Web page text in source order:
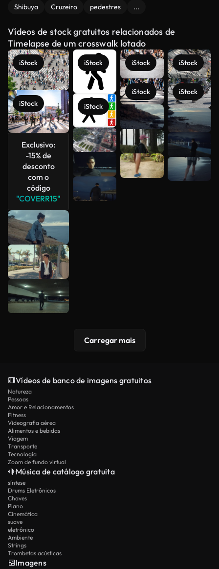
Shibuya Cruzeiro pedestres ...
Vídeos de stock gratuitos relacionados de
Timelapse de um crosswalk lotado
iStock
iStock
Exclusivo:
-15% de
desconto
com o
código
"COVERR15"
iStock
iStock
iStock
iStock
iStock
iStock
Veja mais
Carregar mais
Vídeos de banco de imagens gratuitos
Natureza
Pessoas
Amor e Relacionamentos
Fitness
Videografia aérea
Alimentos e bebidas
Viagem
Transporte
Tecnologia
Zoom de fundo virtual
Música de catálogo gratuita
síntese
Drums Eletrônicos
Chaves
Piano
Cinemática
suave
eletrônico
Ambiente
Strings
Trombetas acústicas
Imagens